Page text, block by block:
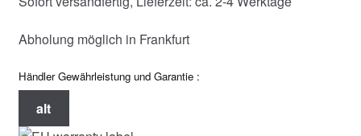
Abholung möglich in Frankfurt
Händler Gewährleistung und Garantie :
alt